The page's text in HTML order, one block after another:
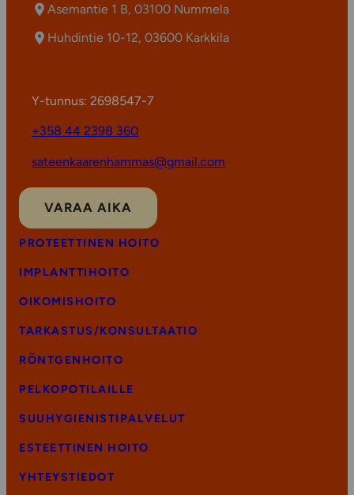
Asemantie 1 B, 03100 Nummela
Huhdintie 10-12, 03600 Karkkila
Y-tunnus: 2698547-7
+358 44 2398 360
sateenkaarenhammas@gmail.com
VARAA AIKA
PROTEETTINEN HOITO
IMPLANTTIHOITO
OIKOMISHOITO
TARKASTUS/KONSULTAATIO
RÖNTGENHOITO
PELKOPOTILAILLE
SUUHYGIENISTIPALVELUT
ESTEETTINEN HOITO
YHTEYSTIEDOT